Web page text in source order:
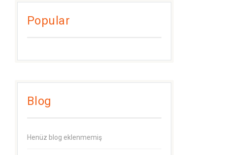
Popular
Blog
Henüz blog eklenmemiş